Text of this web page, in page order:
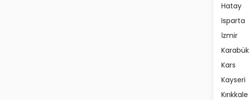
Hatay
Isparta
İzmir
Karabük
Kars
Kayseri
Kırıkkale